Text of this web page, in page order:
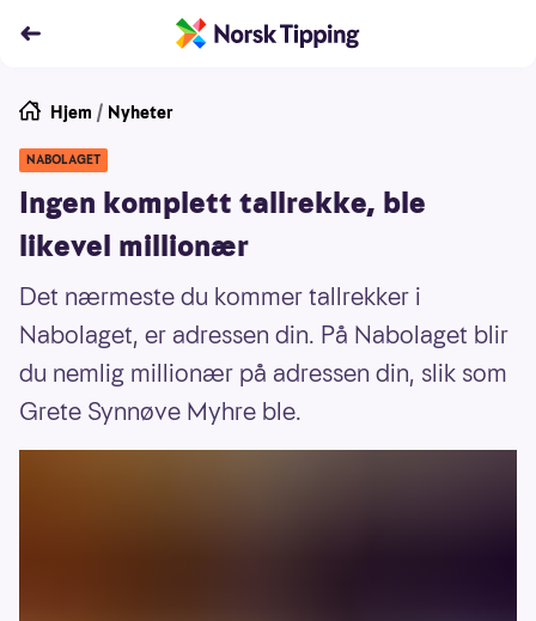
Hjem / Nyheter
NABOLAGET
Ingen komplett tallrekke, ble
likevel millionær
Det nærmeste du kommer tallrekker i
Nabolaget, er adressen din. På Nabolaget blir
du nemlig millionær på adressen din, slik som
Grete Synnøve Myhre ble.